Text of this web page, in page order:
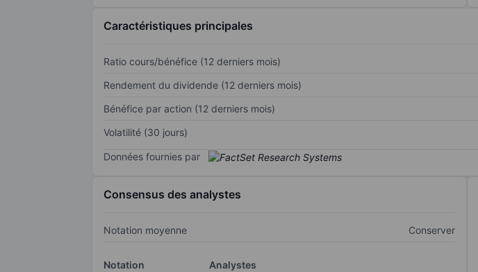
Caractéristiques principales
Ratio cours/bénéfice (12 derniers mois)
Rendement du dividende (12 derniers mois)
Bénéfice par action (12 derniers mois)
Volatilité (30 jours)
Données fournies par
Consensus des analystes
Notation moyenne Conserver
Notation
Analystes